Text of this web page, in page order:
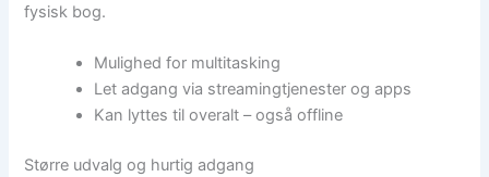
fysisk bog.
Mulighed for multitasking
Let adgang via streamingtjenester og apps
Kan lyttes til overalt – også offline
Større udvalg og hurtig adgang